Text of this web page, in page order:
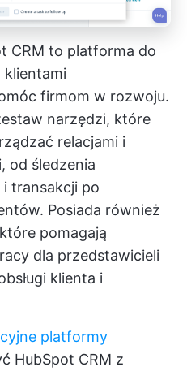
CRM to platforma do
klientami
firmom w rozwoju.
narzędzi, które
relacjami i
od śledzenia
transakcji po
Posiada również
pomagają
dla przedstawicieli
klienta i
platformy
HubSpot CRM z